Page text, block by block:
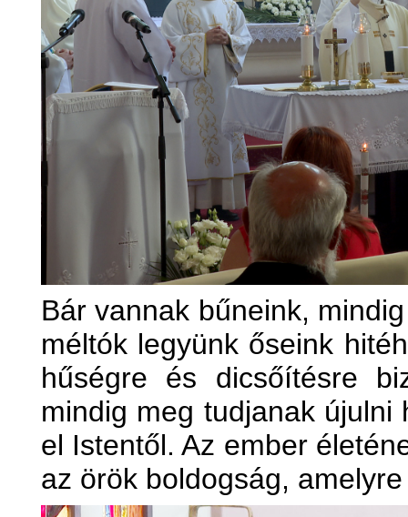
Bár vannak bűneink,
méltók legyünk őseink
hűségre és dicsőítésre
mindig meg tudjanak
el Istentől. Az ember
az örök boldogság,